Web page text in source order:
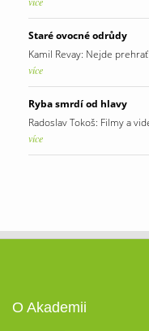
Staré ovocné odrůdy
Kamil Revay: Nejde
více
Ryba smrdí od hlavy
Radoslav Tokoš: Filmy a
více
O Akademii